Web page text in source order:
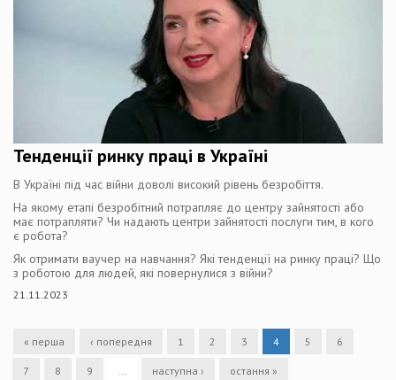
Тенденції ринку праці в Україні
В Україні під час війни доволі високий рівень безробіття.
На якому етапі безробітний потрапляє до центру зайнятості або
має потрапляти? Чи надають центри зайнятості послуги тим, в кого
є робота?
Як отримати ваучер на навчання? Які тенденції на ринку праці? Що
з роботою для людей, які повернулися з війни?
21.11.2023
« перша ‹ попередня 1 2 3 4 5 6
7 8 9 … наступна › остання »